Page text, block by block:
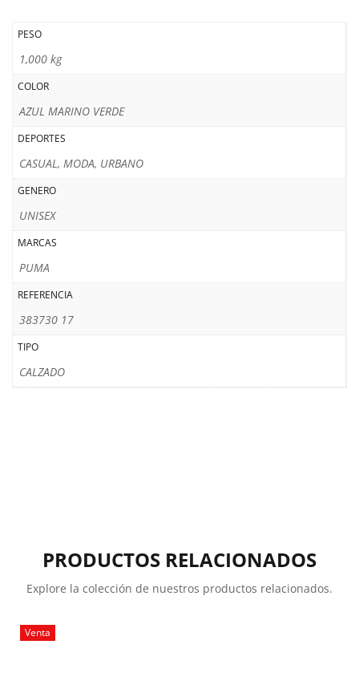
PESO
1,000 kg
COLOR
AZUL MARINO VERDE
DEPORTES
CASUAL, MODA, URBANO
GENERO
UNISEX
MARCAS
PUMA
REFERENCIA
383730 17
TIPO
CALZADO
PRODUCTOS RELACIONADOS
Explore la colección de nuestros productos relacionados.
Venta